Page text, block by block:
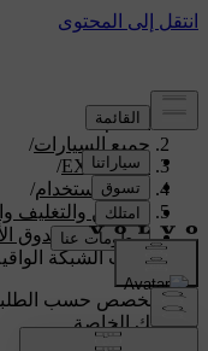
الدعم/
جميع السيارات/
EX90 2026
/
دليل الاستخدام/
التخزين والتغليف
مساحة صندوق
تثبيت الشبكة
دعم مخصص حسب الطلب
بسيارتك الخاصة.